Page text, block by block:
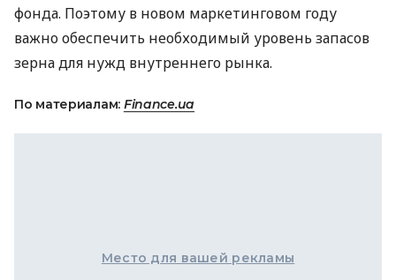
фонда. Поэтому в новом маркетинговом году
важно обеспечить необходимый уровень запасов
зерна для нужд внутреннего рынка.
По материалам: Finance.ua
Место для вашей рекламы